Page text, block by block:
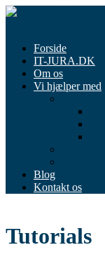
Spring
Forside
IT-JURA.DK
Om os
Vi hjælper med
Blog
Kontakt os
Tutorials